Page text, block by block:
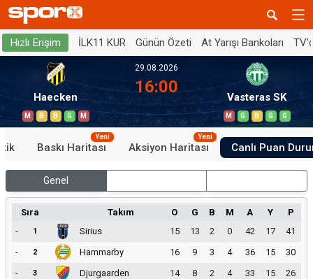
Hızlı Erişim İLK11 KUR Günün Özeti At Yarışı Bankoları
Haecken
M B B G M
29.08.2026
16:00
Vasteras SK
M G B G G
Baskı Haritası
Yeni
Aksiyon Haritası
Yeni
Canlı Puan
Genel
Sıra Takım O G B M A Y
P
-
1 Sirius 15 13 2 0 42 17
41
-
2 Hammarby 16 9 3 4 36 15
30
-
3 Djurgaarden 14 8 2 4 33 15
26